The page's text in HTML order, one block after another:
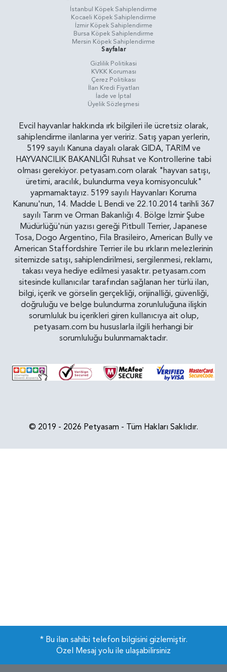
ÇerezlerSitemizi kullandığınız sürece çerez politikasını kabul etmiş
* Bu ilan sahibi telefon bilgisini gizlemiştir.
Özel Mesaj yolu ile ulaşabilirsiniz
İstanbul Köpek Sahiplendirme
Kocaeli Köpek Sahiplendirme
İzmir Köpek Sahiplendirme
Bursa Köpek Sahiplendirme
Mersin Köpek Sahiplendirme
Sayfalar
Gizlilik Politikasi
KVKK Koruması
Çerez Politikası
İlan Kredi Fiyatları
İade ve İptal
Üyelik Sözleşmesi
Evcil hayvanlar hakkında ırk bilgileri ile ücretsiz olarak,
sahiplendirme ilanlarına yer veririz. Satış yapan yerlerin,
5199 sayılı Kanuna dayalı olarak GIDA, TARIM ve
HAYVANCILIK BAKANLIĞI Ruhsat ve Kontrollerine tabi
olması gerekiyor. petyasam.com olarak "hayvan satışı,
üretimi, aracılık, bulundurma veya komisyonculuk"
yapmamaktayız. 5199 sayılı Hayvanları Koruma
Kanunu'nun, 14. Madde L Bendi ve 22.10.2014 tarihli 367
sayılı Tarım ve Orman Bakanlığı 4. Bölge İzmir Şube
Müdürlüğü'nün yazısı gereği Pitbull Terrier, Japanese
Tosa, Dogo Argentino, Fila Brasileiro, American Bully ve
American Staffordshire Terrier ile bu ırkların melezlerinin
sitemizde satışı, sahiplendirilmesi, sergilenmesi, reklamı,
takası veya hediye edilmesi yasaktır. petyasam.com
sitesinde kullanıcılar tarafından sağlanan her türlü ilan,
bilgi, içerik ve görselin gerçekliği, orijinalliği, güvenliği,
doğruluğu ve belge bulundurma zorunluluğuna ilişkin
sorumluluk bu içerikleri giren kullanıcıya ait olup,
petyasam.com bu hususlarla ilgili herhangi bir
sorumluluğu bulunmamaktadır.
© 2019 - 2026 Petyasam - Tüm Hakları Saklıdır.